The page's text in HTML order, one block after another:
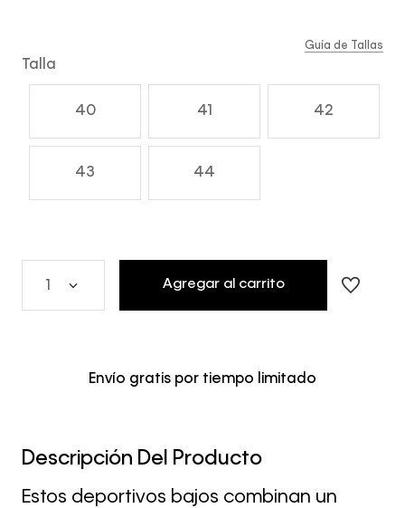
Talla
40 41 42
43 44
Guía de Tallas
Agregar al carrito
Envío gratis por tiempo limitado
Descripción Del Producto
Estos deportivos bajos combinan un